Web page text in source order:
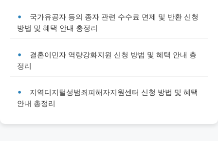
국가유공자 등의 종자 관련 수수료 면제 및 반환 신청
방법 및 혜택 안내 총정리
결혼이민자 역량강화지원 신청 방법 및 혜택 안내 총
정리
지역디지털성범죄피해자지원센터 신청 방법 및 혜택
안내 총정리